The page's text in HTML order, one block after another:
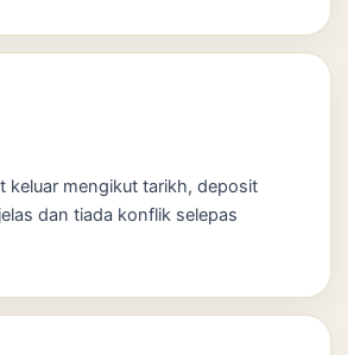
keluar mengikut tarikh, deposit
dan tiada konflik selepas